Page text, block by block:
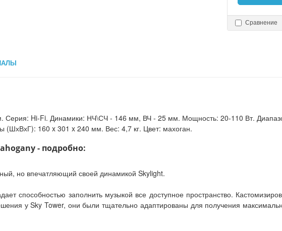
Сравнение
Серия: Hi-Fi. Динамики: НЧ\СЧ - 146 мм, ВЧ - 25 мм. Мощность: 20-110 Вт.
(ШхВхГ): 160 x 301 x 240 мм. Вес: 4,7 кг. Цвет: махоган.
- подробно:
но впечатляющий своей динамикой Skylight.
способностью заполнить музыкой все доступное пространство.
у Sky Tower, они были тщательно адаптированы для получения